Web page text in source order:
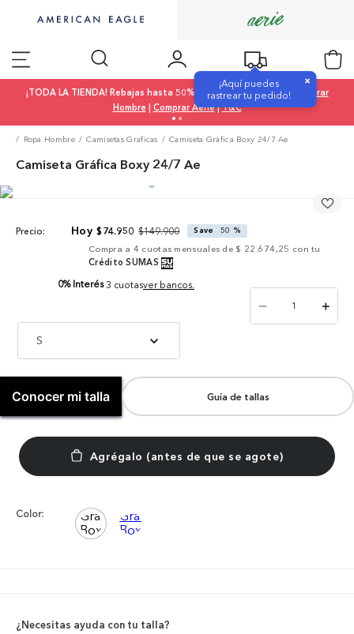
¡Aquí puedes
rastrear tu pedido!
×
¡TODA LA TIENDA! Rebajas hasta 50% OFF |Comprar Mujer|
Comprar
Hombre | Comprar Aerie|T&C
Ropa Hombre Camisetas Graficas Camiseta Gráfica Boxy 24/7 Ae
Camiseta Gráfica Boxy 24/7 Ae
Precio: $74.950 $149.900 Save 50 %
Compra a 4 cuotas mensuales de $ 22.674,25 con tu
Crédito SUMAS
0% Interés 3 cuotasver bancos.
S
＋
－
Conocer mi talla Guía de tallas
Color:
¿Necesitas ayuda con tu talla?